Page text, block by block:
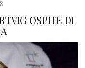
OSPITE DI